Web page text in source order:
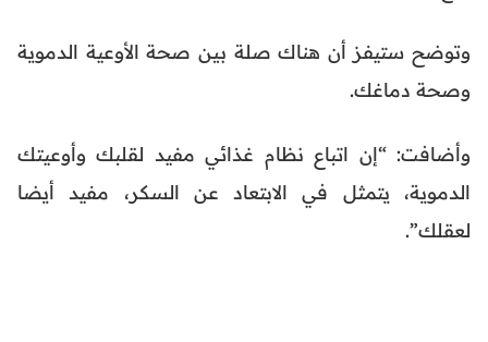
وتوضح ستيفز أن هناك صلة بين صحة الأوعية الدموية
وصحة دماغك.
وأضافت: “إن اتباع نظام غذائي مفيد لقلبك وأوعيتك
الدموية، يتمثل في الابتعاد عن السكر، مفيد أيضا
لعقلك”.